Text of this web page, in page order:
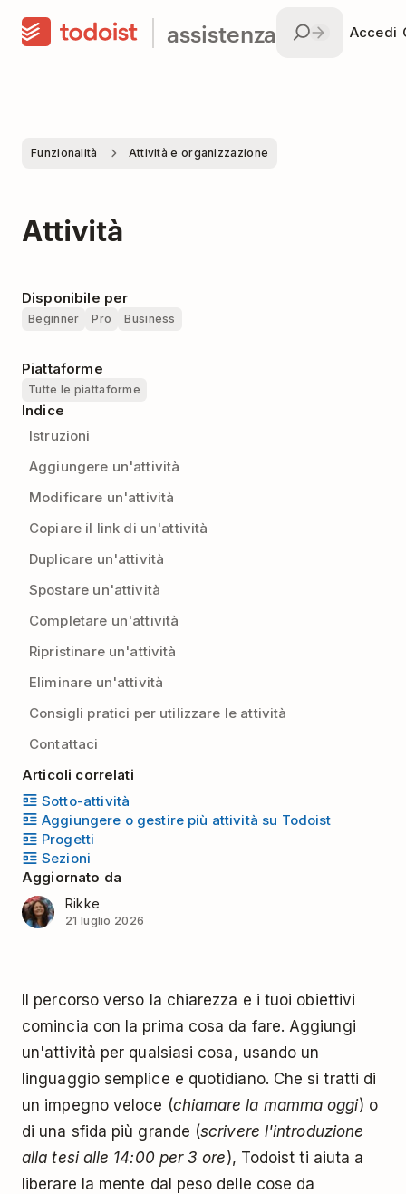
assistenza Accedi
Funzionalità Attività e organizzazione
Attività
Disponibile per
Beginner Pro Business
Piattaforme
Tutte le piattaforme
Indice
Istruzioni
Aggiungere un'attività
Modificare un'attività
Copiare il link di un'attività
Duplicare un'attività
Spostare un'attività
Completare un'attività
Ripristinare un'attività
Eliminare un'attività
Consigli pratici per utilizzare le attività
Contattaci
Articoli correlati
Sotto-attività
Aggiungere o gestire più attività su Todoist
Progetti
Sezioni
Aggiornato da
Rikke
21 luglio 2026
Il percorso verso la chiarezza e i tuoi obiettivi
comincia con la prima cosa da fare. Aggiungi
un'attività per qualsiasi cosa, usando un
linguaggio semplice e quotidiano. Che si tratti di
un impegno veloce (chiamare la mamma oggi) o
di una sfida più grande (scrivere l'introduzione
alla tesi alle 14:00 per 3 ore), Todoist ti aiuta a
liberare la mente dal peso delle cose da